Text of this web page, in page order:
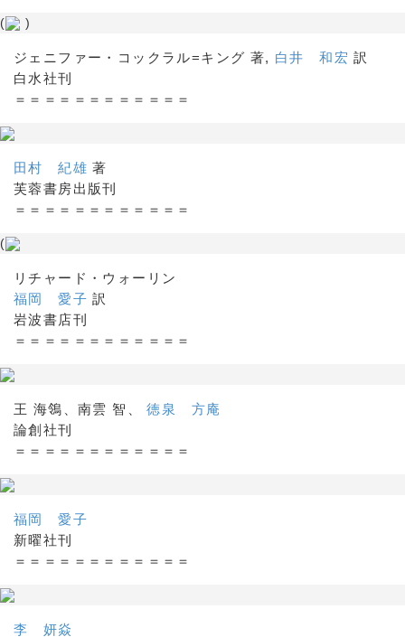
( )
ジェニファー・コックラル=キング 著, 白井 和宏 訳
白水社刊
＝＝＝＝＝＝＝＝＝＝＝＝
田村 紀雄 著
芙蓉書房出版刊
＝＝＝＝＝＝＝＝＝＝＝＝
(
リチャード・ウォーリン
福岡 愛子 訳
岩波書店刊
＝＝＝＝＝＝＝＝＝＝＝＝
王 海鴒、南雲 智、徳泉 方庵
論創社刊
＝＝＝＝＝＝＝＝＝＝＝＝
福岡 愛子
新曜社刊
＝＝＝＝＝＝＝＝＝＝＝＝
李 妍焱